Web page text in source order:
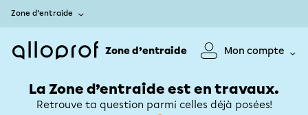
Zone d’entraide
Zone d’entraide Mon compte
La Zone d’entraide est en travaux.
Retrouve ta question parmi celles déjà posées!